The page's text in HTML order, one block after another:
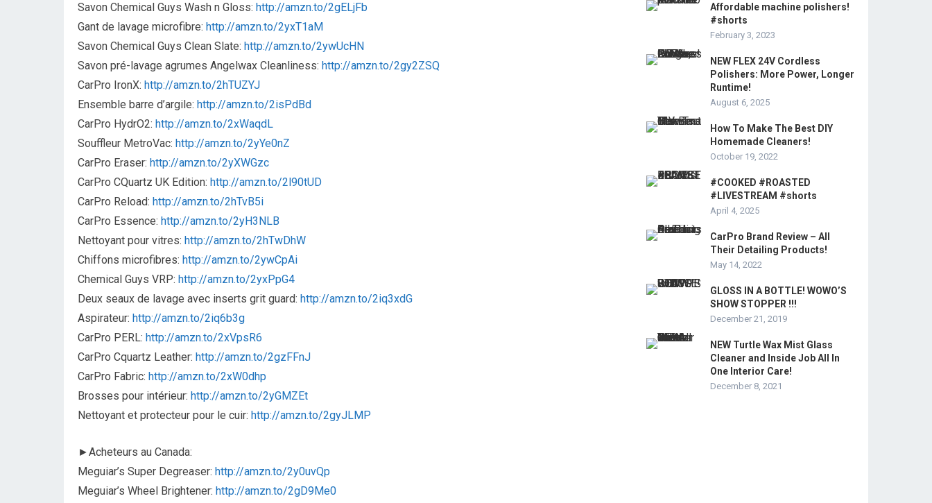
Savon Chemical Guys Wash n Gloss: http://amzn.to/2gELjFb
Gant de lavage microfibre: http://amzn.to/2yxT1aM
Savon Chemical Guys Clean Slate: http://amzn.to/2ywUcHN
Savon pré-lavage agrumes Angelwax Cleanliness: http://amzn.to/2gy2ZSQ
CarPro IronX: http://amzn.to/2hTUZYJ
Ensemble barre d’argile: http://amzn.to/2isPdBd
CarPro HydrO2: http://amzn.to/2xWaqdL
Souffleur MetroVac: http://amzn.to/2yYe0nZ
CarPro Eraser: http://amzn.to/2yXWGzc
CarPro CQuartz UK Edition: http://amzn.to/2l90tUD
CarPro Reload: http://amzn.to/2hTvB5i
CarPro Essence: http://amzn.to/2yH3NLB
Nettoyant pour vitres: http://amzn.to/2hTwDhW
Chiffons microfibres: http://amzn.to/2ywCpAi
Chemical Guys VRP: http://amzn.to/2yxPpG4
Deux seaux de lavage avec inserts grit guard: http://amzn.to/2iq3xdG
Aspirateur: http://amzn.to/2iq6b3g
CarPro PERL: http://amzn.to/2xVpsR6
CarPro Cquartz Leather: http://amzn.to/2gzFFnJ
CarPro Fabric: http://amzn.to/2xW0dhp
Brosses pour intérieur: http://amzn.to/2yGMZEt
Nettoyant et protecteur pour le cuir: http://amzn.to/2gyJLMP
►Acheteurs au Canada:
Meguiar’s Super Degreaser: http://amzn.to/2y0uvQp
Meguiar’s Wheel Brightener: http://amzn.to/2gD9Me0
Affordable machine polishers!
#shorts
February 3, 2023
NEW FLEX 24V Cordless
Polishers: More Power, Longer
Runtime!
August 6, 2025
How To Make The Best DIY
Homemade Cleaners!
October 19, 2022
#COOKED #ROASTED
#LIVESTREAM #shorts
April 4, 2025
CarPro Brand Review – All
Their Detailing Products!
May 14, 2022
GLOSS IN A BOTTLE! WOWO’S
SHOW STOPPER !!!
December 21, 2019
NEW Turtle Wax Mist Glass
Cleaner and Inside Job All In
One Interior Care!
December 8, 2021